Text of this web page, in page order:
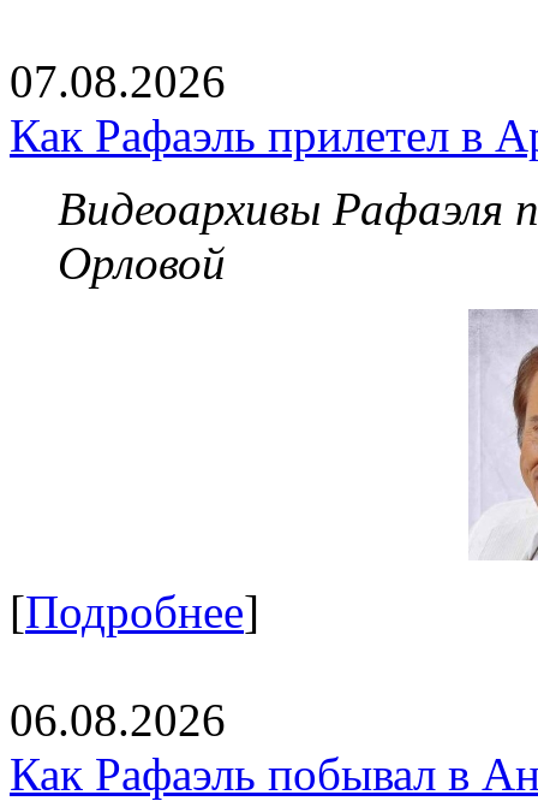
07.08.2026
Как Рафаэль прилетел в
Видеоархивы Рафаэля
Орловой
[Подробнее]
06.08.2026
Как Рафаэль побывал в